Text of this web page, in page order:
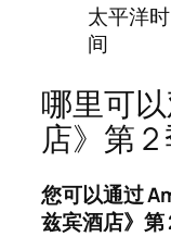
太平洋时
间
哪里可
店》第 2
您可以通过
兹宾酒店》第